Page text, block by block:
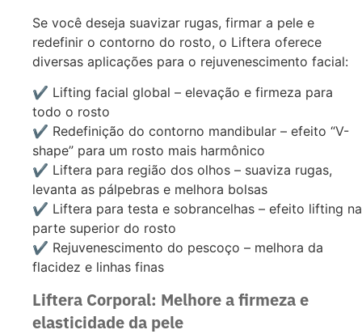
Se você deseja suavizar rugas, firmar a pele e
redefinir o contorno do rosto, o Liftera oferece
diversas aplicações para o rejuvenescimento facial:
✔️ Lifting facial global – elevação e firmeza para
todo o rosto
✔️ Redefinição do contorno mandibular – efeito “V-
shape” para um rosto mais harmônico
✔️ Liftera para região dos olhos – suaviza rugas,
levanta as pálpebras e melhora bolsas
✔️ Liftera para testa e sobrancelhas – efeito lifting na
parte superior do rosto
✔️ Rejuvenescimento do pescoço – melhora da
flacidez e linhas finas
Liftera Corporal: Melhore a firmeza e
elasticidade da pele